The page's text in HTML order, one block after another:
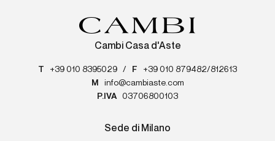
Cambi Casa d'Aste
T +39 010 8395029 / F
+39 010 879482/812613
M
info@cambiaste.com
P.IVA
03706800103
Sede di Milano